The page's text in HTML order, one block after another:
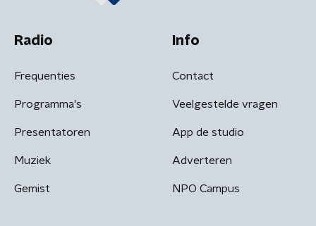
Radio
Frequenties
Programma's
Presentatoren
Muziek
Gemist
Info
Contact
Veelgestelde vragen
App de studio
Adverteren
NPO Campus